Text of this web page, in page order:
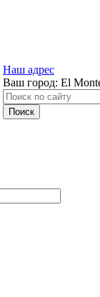
Наш адрес
Ваш город: El